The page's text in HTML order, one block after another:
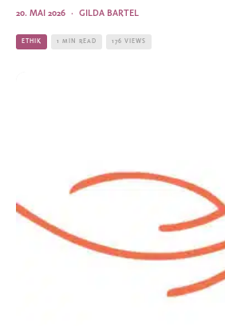
GILDA BARTEL
·
20. MAI 2026
ETHIK 1 MIN READ 176 VIEWS